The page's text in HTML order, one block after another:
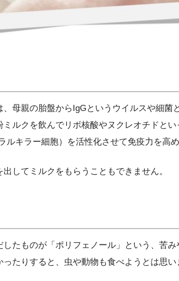
母親の胎盤からIgGというウイルスや細菌
ルクを飲んでリボ核酸やヌクレオチドと
ルキラー細胞）を活性化させて免疫力を高
してミルクをもらうこともできません。
たものが「ポリフェノール」という、苦
たりすると、虫や動物も食べようとは思